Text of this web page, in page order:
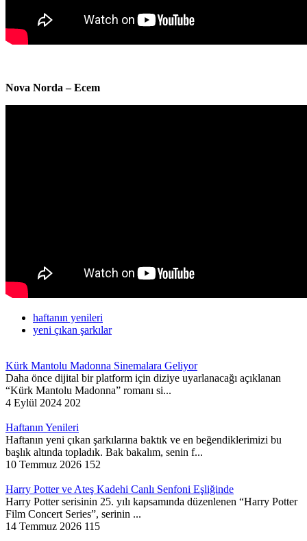
Nova Norda – Ecem
haftanın yenileri
yeni çıkan şarkılar
Kürk Mantolu Madonna Sinemalara Geliyor
Daha önce dijital bir platform için diziye uyarlanacağı açıklanan
“Kürk Mantolu Madonna” romanı si...
4 Eylül 2024 202
Haftanın Yenileri
Haftanın yeni çıkan şarkılarına baktık ve en beğendiklerimizi bu
başlık altında topladık. Bak bakalım, senin f...
10 Temmuz 2026 152
Harry Potter ve Ateş Kadehi Canlı Senfoni Eşliğinde
Harry Potter serisinin 25. yılı kapsamında düzenlenen “Harry Potter
Film Concert Series”, serinin ...
14 Temmuz 2026 115